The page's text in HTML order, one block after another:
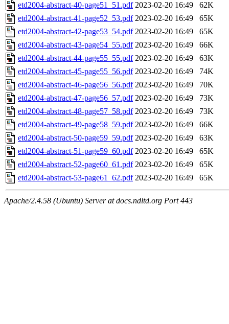
etd2004-abstract-40-page51_51.pdf 2023-02-20 16:49
62K
etd2004-abstract-41-page52_53.pdf 2023-02-20 16:49
65K
etd2004-abstract-42-page53_54.pdf 2023-02-20 16:49
65K
etd2004-abstract-43-page54_55.pdf 2023-02-20 16:49
66K
etd2004-abstract-44-page55_55.pdf 2023-02-20 16:49
63K
etd2004-abstract-45-page55_56.pdf 2023-02-20 16:49
74K
etd2004-abstract-46-page56_56.pdf 2023-02-20 16:49
70K
etd2004-abstract-47-page56_57.pdf 2023-02-20 16:49
73K
etd2004-abstract-48-page57_58.pdf 2023-02-20 16:49
73K
etd2004-abstract-49-page58_59.pdf 2023-02-20 16:49
66K
etd2004-abstract-50-page59_59.pdf 2023-02-20 16:49
63K
etd2004-abstract-51-page59_60.pdf 2023-02-20 16:49
65K
etd2004-abstract-52-page60_61.pdf 2023-02-20 16:49
65K
etd2004-abstract-53-page61_62.pdf 2023-02-20 16:49 65K
Apache/2.4.58 (Ubuntu) Server at docs.ndltd.org Port 443